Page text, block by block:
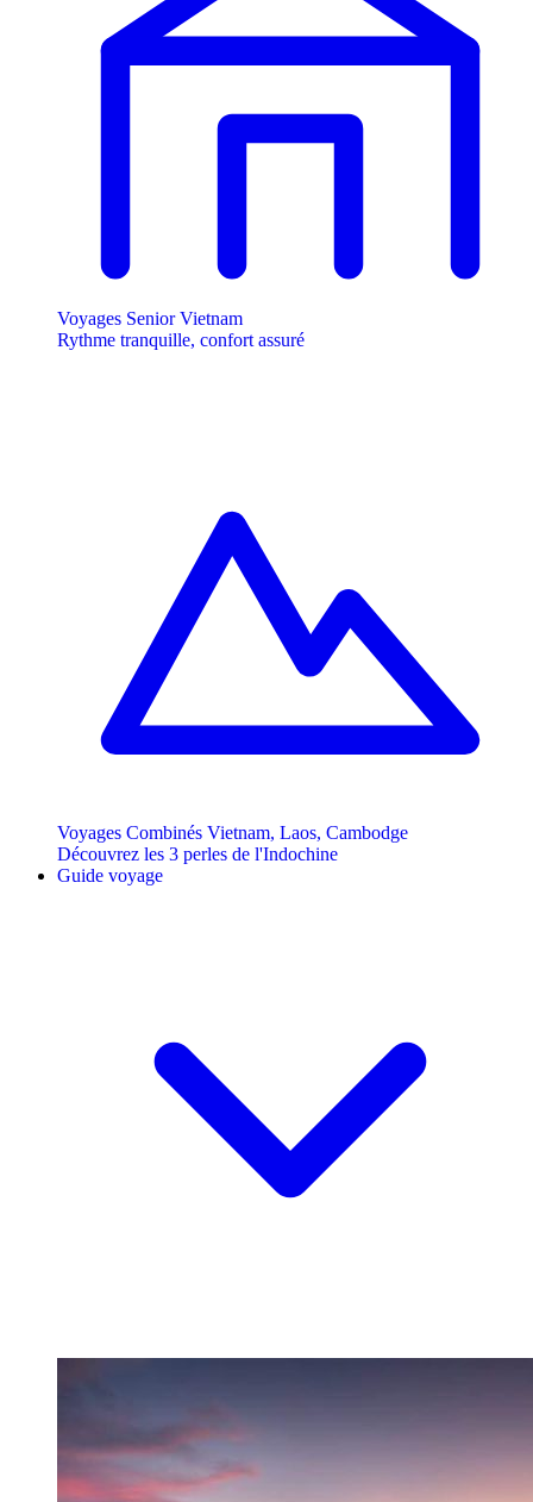
Voyages Senior Vietnam
Rythme tranquille, confort assuré
Voyages Combinés Vietnam, Laos, Cambodge
Découvrez les 3 perles de l'Indochine
Guide voyage